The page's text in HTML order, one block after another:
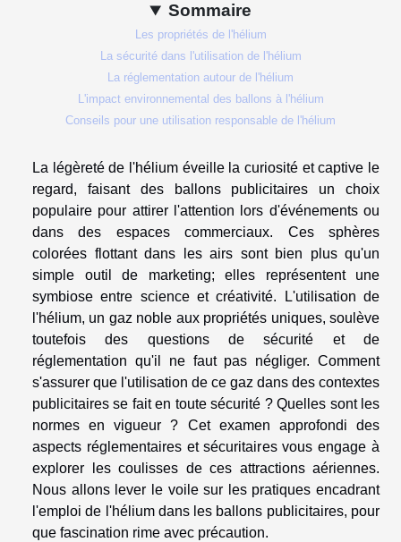
Sommaire
Les propriétés de l'hélium
La sécurité dans l'utilisation de l'hélium
La réglementation autour de l'hélium
L'impact environnemental des ballons à l'hélium
Conseils pour une utilisation responsable de l'hélium
La légèreté de l'hélium éveille la curiosité et captive le
regard, faisant des ballons publicitaires un choix
populaire pour attirer l'attention lors d'événements ou
dans des espaces commerciaux. Ces sphères
colorées flottant dans les airs sont bien plus qu'un
simple outil de marketing; elles représentent une
symbiose entre science et créativité. L'utilisation de
l'hélium, un gaz noble aux propriétés uniques, soulève
toutefois des questions de sécurité et de
réglementation qu'il ne faut pas négliger. Comment
s'assurer que l'utilisation de ce gaz dans des contextes
publicitaires se fait en toute sécurité ? Quelles sont les
normes en vigueur ? Cet examen approfondi des
aspects réglementaires et sécuritaires vous engage à
explorer les coulisses de ces attractions aériennes.
Nous allons lever le voile sur les pratiques encadrant
l'emploi de l'hélium dans les ballons publicitaires, pour
que fascination rime avec précaution.